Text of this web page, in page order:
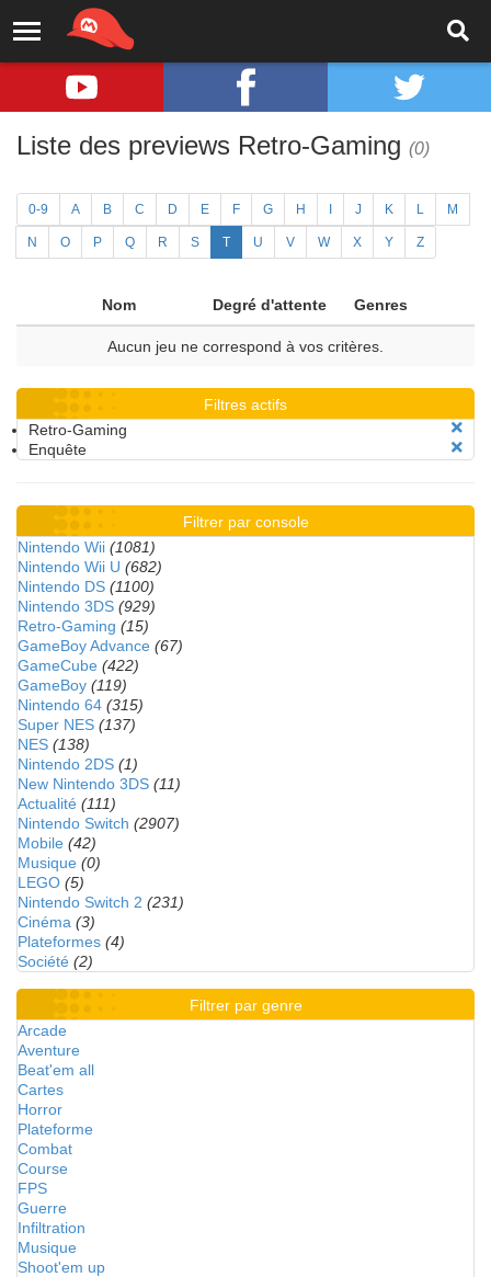
Liste des previews Retro-Gaming (0)
0-9 A B C D E F G H J K L M
N O P Q R S T U V W X Y Z
Nom Degré d'attente Genres
Aucun jeu ne correspond à vos critères.
Filtres actifs
Retro-Gaming
Enquête
Filtrer par console
Nintendo Wii (1081)
Nintendo Wii U (682)
Nintendo DS (1100)
Nintendo 3DS (929)
Retro-Gaming (15)
GameBoy Advance (67)
GameCube (422)
GameBoy (119)
Nintendo 64 (315)
Super NES (137)
NES (138)
Nintendo 2DS (1)
New Nintendo 3DS (11)
Actualité (111)
Nintendo Switch (2907)
Mobile (42)
Musique (0)
LEGO (5)
Nintendo Switch 2 (231)
Cinéma (3)
Plateformes (4)
Société (2)
Filtrer par genre
Arcade
Aventure
Beat'em all
Cartes
Horror
Plateforme
Combat
Course
FPS
Guerre
Infiltration
Musique
Shoot'em up